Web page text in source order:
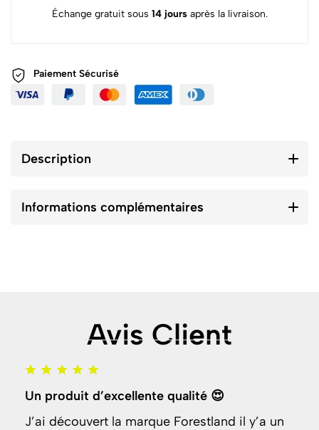
Échange gratuit sous 14 joursaprès la livraison.
Paiement Sécurisé
Description
Informations complémentaires
Avis Client
Un produit d’excellente qualité 😍
J’ai découvert la marque Forestland il y’a un